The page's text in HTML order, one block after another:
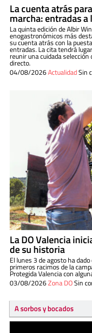
La cuenta atrás
marcha: entradas
La quinta edición de Albir
enogastronómicos más
su cuenta atrás con la
entradas. La cita tendrá
reunir una cuidada
directo.
04/08/2026ActualidadSin
La DO Valencia
de su historia
El lunes 3 de agosto ha
primeros racimos de la
Protegida Valencia con
03/08/2026Zona DOSin
A sorbos y bocados